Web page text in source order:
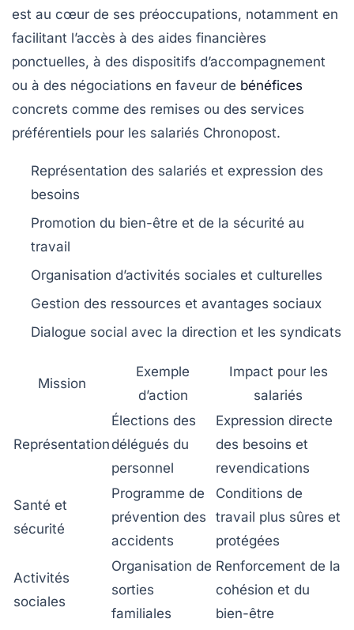
est au cœur de ses préoccupations, notamment en
facilitant l’accès à des aides financières
ponctuelles, à des dispositifs d’accompagnement
ou à des négociations en faveur de bénéfices
concrets comme des remises ou des services
préférentiels pour les salariés Chronopost.
Représentation des salariés et expression des
besoins
Promotion du bien-être et de la sécurité au
travail
Organisation d’activités sociales et culturelles
Gestion des ressources et avantages sociaux
Dialogue social avec la direction et les syndicats
Mission
Exemple
d’action
Impact pour les
salariés
Représentation
Élections des
délégués du
personnel
Expression directe
des besoins et
revendications
Santé et
sécurité
Programme de
prévention des
accidents
Conditions de
travail plus sûres et
protégées
Activités
sociales
Organisation de
sorties
familiales
Renforcement de la
cohésion et du
bien-être